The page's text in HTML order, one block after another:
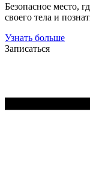
Безопасное место,
своего тела и
Узнать больше
Записаться